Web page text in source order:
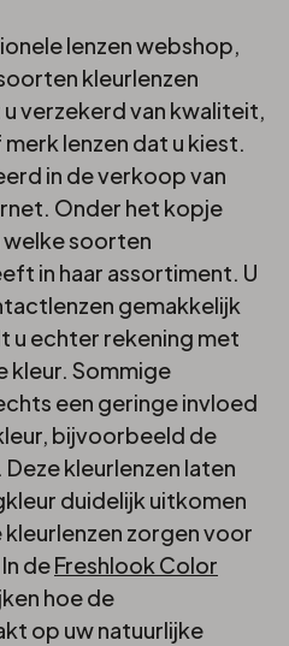
lenzen webshop,
kleurlenzen
verzekerd van kwaliteit,
lenzen dat u kiest.
in de verkoop van
Onder het kopje
welke soorten
in haar assortiment. U
gemakkelijk
u echter rekening met
kleur. Sommige
een geringe invloed
bijvoorbeeld de
. Deze kleurlenzen laten
duidelijk uitkomen
zorgen voor
deFreshlook Color
hoe de
op uw natuurlijke